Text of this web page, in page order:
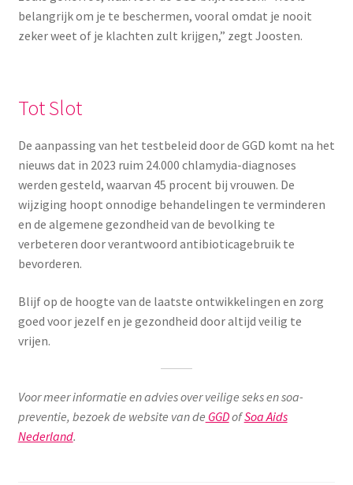
belangrijk om je te beschermen, vooral omdat je nooit
zeker weet of je klachten zult krijgen,” zegt Joosten.
Tot Slot
De aanpassing van het testbeleid door de GGD komt na het
nieuws dat in 2023 ruim 24.000 chlamydia-diagnoses
werden gesteld, waarvan 45 procent bij vrouwen. De
wijziging hoopt onnodige behandelingen te verminderen
en de algemene gezondheid van de bevolking te
verbeteren door verantwoord antibioticagebruik te
bevorderen.
Blijf op de hoogte van de laatste ontwikkelingen en zorg
goed voor jezelf en je gezondheid door altijd veilig te
vrijen.
Voor meer informatie en advies over veilige seks en soa-
preventie, bezoek de website van de GGDofSoa Aids
Nederland.